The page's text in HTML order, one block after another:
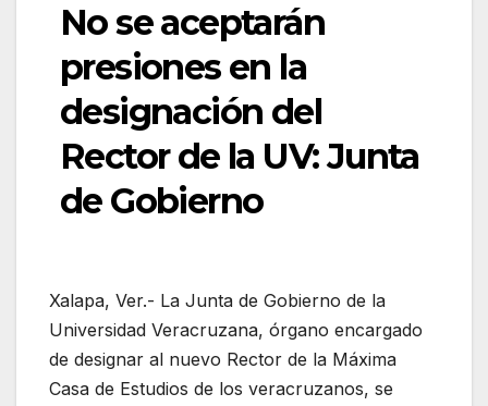
No se aceptarán
presiones en la
designación del
Rector de la UV: Junta
de Gobierno
Xalapa, Ver.- La Junta de Gobierno de la
Universidad Veracruzana, órgano encargado
de designar al nuevo Rector de la Máxima
Casa de Estudios de los veracruzanos, se